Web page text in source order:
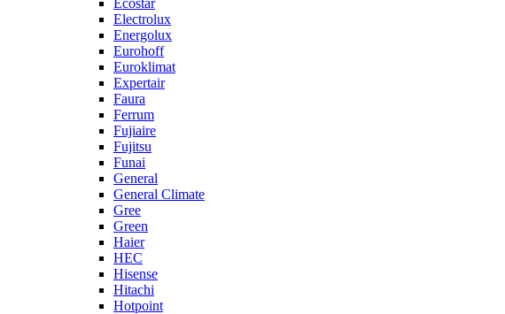
Ecostar
Electrolux
Energolux
Eurohoff
Euroklimat
Expertair
Faura
Ferrum
Fujiaire
Fujitsu
Funai
General
General Climate
Gree
Green
Haier
HEC
Hisense
Hitachi
Hotpoint